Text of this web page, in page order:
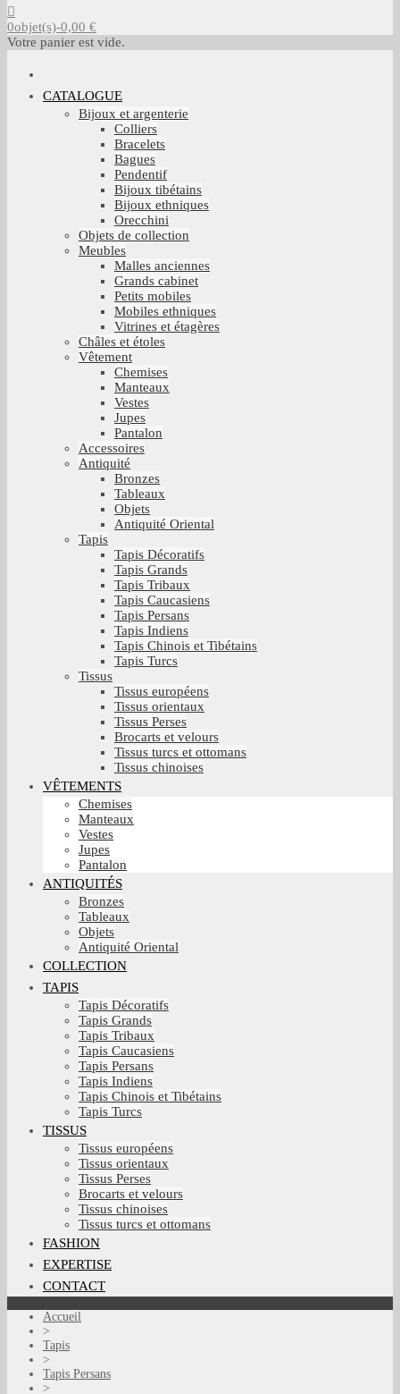
0objet(s)-0,00 €
Votre panier est vide.
CATALOGUE
Bijoux et argenterie
Colliers
Bracelets
Bagues
Pendentif
Bijoux tibétains
Bijoux ethniques
Orecchini
Objets de collection
Meubles
Malles anciennes
Grands cabinet
Petits mobiles
Mobiles ethniques
Vitrines et étagères
Châles et étoles
Vêtement
Chemises
Manteaux
Vestes
Jupes
Pantalon
Accessoires
Antiquité
Bronzes
Tableaux
Objets
Antiquité Oriental
Tapis
Tapis Décoratifs
Tapis Grands
Tapis Tribaux
Tapis Caucasiens
Tapis Persans
Tapis Indiens
Tapis Chinois et Tibétains
Tapis Turcs
Tissus
Tissus européens
Tissus orientaux
Tissus Perses
Brocarts et velours
Tissus turcs et ottomans
Tissus chinoises
VÊTEMENTS
Chemises
Manteaux
Vestes
Jupes
Pantalon
ANTIQUITÉS
Bronzes
Tableaux
Objets
Antiquité Oriental
COLLECTION
TAPIS
Tapis Décoratifs
Tapis Grands
Tapis Tribaux
Tapis Caucasiens
Tapis Persans
Tapis Indiens
Tapis Chinois et Tibétains
Tapis Turcs
TISSUS
Tissus européens
Tissus orientaux
Tissus Perses
Brocarts et velours
Tissus chinoises
Tissus turcs et ottomans
FASHION
EXPERTISE
CONTACT
Accueil
>
Tapis
>
Tapis Persans
>